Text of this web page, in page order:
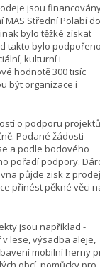
jsou
Střední Polabí do
bylo těžké získat
takto bylo
kulturní i
hodnotě 300 tisíc
být organizace i
o podporu projektů
Podané žádosti
a podle bodového
pořadí podpory.
půjde zisk z
přinést pěkné věci
jsou například -
lese, výsadba aleje,
mobilní herny